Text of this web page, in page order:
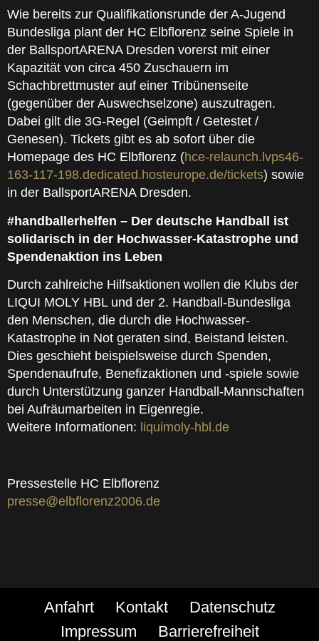
Wie bereits zur Qualifikationsrunde der A-Jugend
Bundesliga plant der HC Elbflorenz seine Spiele in
der BallsportARENA Dresden vorerst mit einer
Kapazität von circa 450 Zuschauern im
Schachbrettmuster auf einer Tribünenseite
(gegenüber der Auswechselzone) auszutragen.
Dabei gilt die 3G-Regel (Geimpft / Getestet /
Genesen). Tickets gibt es ab sofort über die
Homepage des HC Elbflorenz (hce-relaunch.lvps46-
163-117-198.dedicated.hosteurope.de/tickets) sowie
in der BallsportARENA Dresden.
#handballerhelfen – Der deutsche Handball ist
solidarisch in der Hochwasser-Katastrophe und
Spendenaktion ins Leben
Durch zahlreiche Hilfsaktionen wollen die Klubs der
LIQUI MOLY HBL und der 2. Handball-Bundesliga
den Menschen, die durch die Hochwasser-
Katastrophe in Not geraten sind, Beistand leisten.
Dies geschieht beispielsweise durch Spenden,
Spendenaufrufe, Benefizaktionen und -spiele sowie
durch Unterstützung ganzer Handball-Mannschaften
bei Aufräumarbeiten in Eigenregie.
Weitere Informationen: liquimoly-hbl.de
Pressestelle HC Elbflorenz
presse@elbflorenz2006.de
Anfahrt Kontakt
Datenschutz
Impressum
Barrierefreiheit